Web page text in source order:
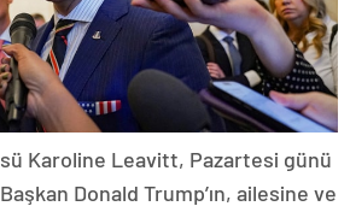
Karoline Leavitt, Pazartesi günü
Donald Trump’ın, ailesine ve